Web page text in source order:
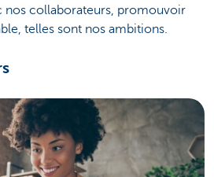
nos collaborateurs, promouvoir
telles sont nos ambitions.